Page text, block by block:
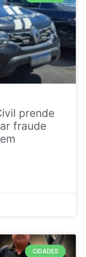
prende
fraude
CIDADES